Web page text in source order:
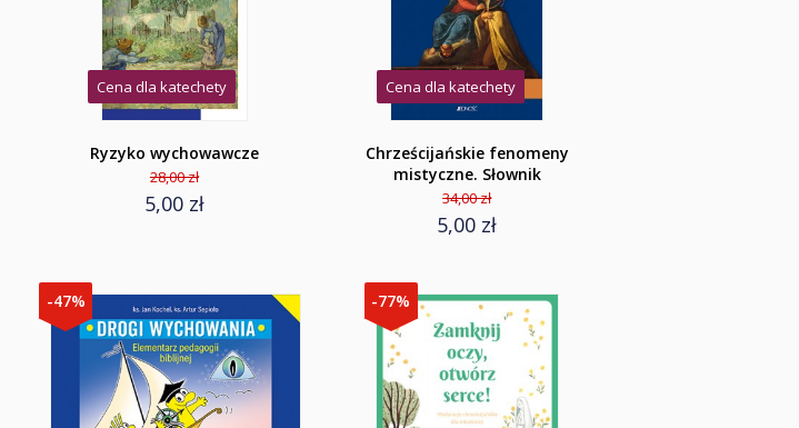
Cena dla katechety
Ryzyko wychowawcze
28,00 zł
5,00 zł
Cena dla katechety
Chrześcijańskie fenomeny
mistyczne. Słownik
34,00 zł
5,00 zł
-47% -77%